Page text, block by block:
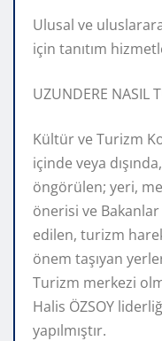
Ulusal ve
için tanıtım
UZUNDERE NASIL
Kültür ve Turizm
içinde veya
öngörülen; yeri,
önerisi ve
edilen, turizm
önem taşıyan
Turizm merkezi
Halis ÖZSOY
yapılmıştır.